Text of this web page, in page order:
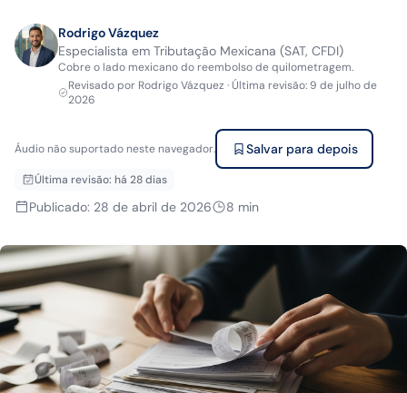
Rodrigo Vázquez
Especialista em Tributação Mexicana (SAT, CFDI)
Cobre o lado mexicano do reembolso de quilometragem.
Revisado por Rodrigo Vázquez ·Última revisão:9 de julho de
2026
Áudio não suportado neste navegador. Salvar para depois
Última revisão: há 28 dias
Publicado: 28 de abril de 2026 8 min